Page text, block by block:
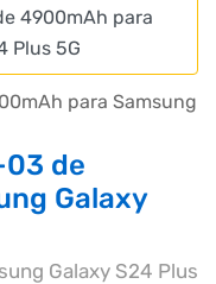
03 de
Galaxy
Galaxy S24 Plus